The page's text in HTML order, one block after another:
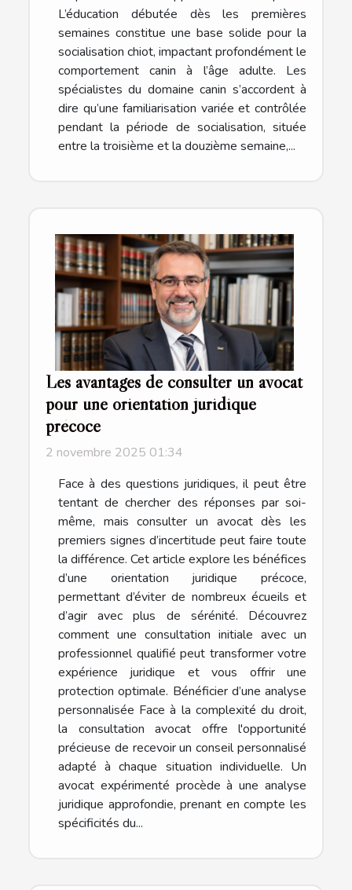
L’éducation débutée dès les premières
semaines constitue une base solide pour la
socialisation chiot, impactant profondément le
comportement canin à l’âge adulte. Les
spécialistes du domaine canin s’accordent à
dire qu’une familiarisation variée et contrôlée
pendant la période de socialisation, située
entre la troisième et la douzième semaine,...
Les avantages de consulter un avocat
pour une orientation juridique
précoce
2 novembre 2025 01:34
Face à des questions juridiques, il peut être
tentant de chercher des réponses par soi-
même, mais consulter un avocat dès les
premiers signes d’incertitude peut faire toute
la différence. Cet article explore les bénéfices
d’une orientation juridique précoce,
permettant d’éviter de nombreux écueils et
d’agir avec plus de sérénité. Découvrez
comment une consultation initiale avec un
professionnel qualifié peut transformer votre
expérience juridique et vous offrir une
protection optimale. Bénéficier d’une analyse
personnalisée Face à la complexité du droit,
la consultation avocat offre l'opportunité
précieuse de recevoir un conseil personnalisé
adapté à chaque situation individuelle. Un
avocat expérimenté procède à une analyse
juridique approfondie, prenant en compte les
spécificités du...